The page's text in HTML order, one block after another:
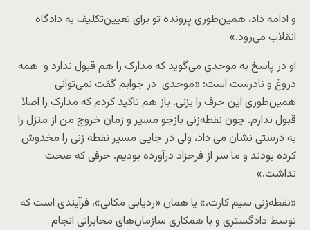
و ادامه داد، همین‌طوری پرونده تو برای تعیین‌تکلیف به دادگاه
انقلاب می‌رود.»
او در پاسخ به موحدی می‌گوید که مدارک را هم قبول ندارد و همه
دروغ و نادرست است: «موحدی در جوابم گفت نمی‌توانی
همین‌طوری این حرف را بزنی. باز هم تاکید کردم که مدارک را اصلا
قبول ندارم. چون نقطه‌زنی بازجو مسیر و زمان خروج من از منزل را
به درستی نشان می ‌داد، ولی در جایی مسیر نقطه زنی را مخدوش
کرده بودند و ما سر از فرحزاد درآورده بودیم. حرفی که صحت
نداشت.»
«نقطه‌زنی سیم کارت،» یا همان «ردیابی مکانی»، فرآیندی است که
توسط دادگستری و با همکاری سازمان‌های مخابراتی انجام